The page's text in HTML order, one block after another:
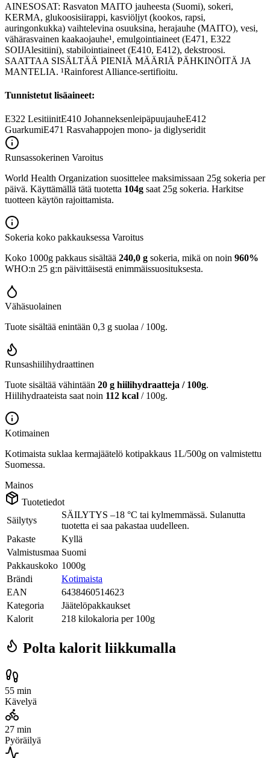
AINESOSAT: Rasvaton MAITO jauheesta (Suomi), sokeri,
KERMA, glukoosisiirappi, kasviöljyt (kookos, rapsi,
auringonkukka) vaihtelevina osuuksina, herajauhe (MAITO), vesi,
vähärasvainen kaakaojauhe¹, emulgointiaineet (E471, E322
SOIJAlesitiini), stabilointiaineet (E410, E412), dekstroosi.
SAATTAA SISÄLTÄÄ PIENIÄ MÄÄRIÄ PÄHKINÖITÄ JA
MANTELIA. ¹Rainforest Alliance-sertifioitu.
Tunnistetut lisäaineet:
E322 LesitiinitE410 JohanneksenleipäpuujauheE412
GuarkumiE471 Rasvahappojen mono- ja diglyseridit
Runsassokerinen Varoitus
World Health Organization suosittelee maksimissaan 25g sokeria per
päivä. Käyttämällä tätä tuotetta 104g saat 25g sokeria. Harkitse
tuotteen käytön rajoittamista.
Sokeria koko pakkauksessa Varoitus
Koko 1000g pakkaus sisältää 240,0 g sokeria, mikä on noin 960%
WHO:n 25 g:n päivittäisestä enimmäissuosituksesta.
Vähäsuolainen
Tuote sisältää enintään 0,3 g suolaa / 100g.
Runsashiilihydraattinen
Tuote sisältää vähintään 20 g hiilihydraatteja / 100g.
Hiilihydraateista saat noin 112 kcal / 100g.
Kotimainen
Kotimaista suklaa kermajäätelö kotipakkaus 1L/500g on valmistettu
Suomessa.
Mainos
Tuotetiedot
Säilytys
SÄILYTYS –18 °C tai kylmemmässä. Sulanutta
tuotetta ei saa pakastaa uudelleen.
Pakaste
Kyllä
Valmistusmaa Suomi
Pakkauskoko 1000g
Brändi
Kotimaista
EAN
6438460514623
Kategoria
Jäätelöpakkaukset
Kalorit
218 kilokaloria per 100g
Polta kalorit liikkumalla
55 min
Kävelyä
27 min
Pyöräilyä